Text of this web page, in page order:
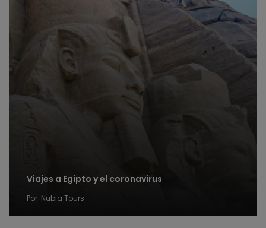
Viajes a Egipto y el coronavirus
Por Nubia Tours